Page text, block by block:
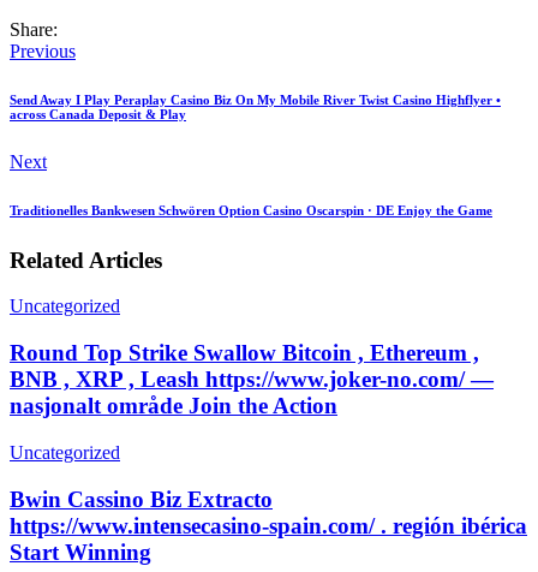
Share:
Previous
Send Away I Play Peraplay Casino Biz On My Mobile River Twist Casino Highflyer •
across Canada Deposit & Play
Next
Traditionelles Bankwesen Schwören Option Casino Oscarspin · DE Enjoy the Game
Related Articles
Uncategorized
Round Top Strike Swallow Bitcoin , Ethereum ,
BNB , XRP , Leash https://www.joker-no.com/ —
nasjonalt område Join the Action
Uncategorized
Bwin Cassino Biz Extracto
https://www.intensecasino-spain.com/ . región ibérica
Start Winning